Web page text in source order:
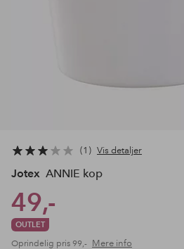
1 Vis detaljer
Jotex ANNIE kop
49,-
OUTLET
Oprindelig pris 99,- Mere info